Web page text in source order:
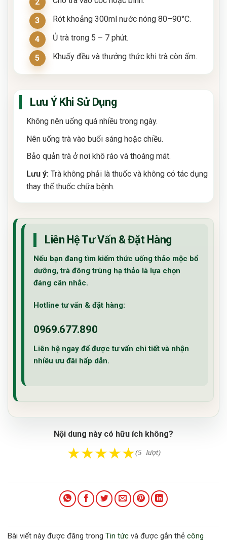
Rót khoảng 300ml nước nóng 80–90°C.
Ủ trà trong 5 – 7 phút.
Khuấy đều và thưởng thức khi trà còn ấm.
Lưu Ý Khi Sử Dụng
Không nên uống quá nhiều trong ngày.
Nên uống trà vào buổi sáng hoặc chiều.
Bảo quản trà ở nơi khô ráo và thoáng mát.
Lưu ý: Trà không phải là thuốc và không có tác dụng
thay thế thuốc chữa bệnh.
Liên Hệ Tư Vấn & Đặt Hàng
Nếu bạn đang tìm kiếm thức uống thảo mộc bổ
dưỡng,trà đông trùng hạ thảo là lựa chọn
đáng cân nhắc.
Hotline tư vấn & đặt hàng:
0969.677.890
Liên hệ ngay để được tư vấn chi tiết và nhận
nhiều ưu đãi hấp dẫn.
Nội dung này có hữu ích không?
★★★★★(5 lượt)
Bài viết này được đăng trong Tin tức và được gắn thẻ công